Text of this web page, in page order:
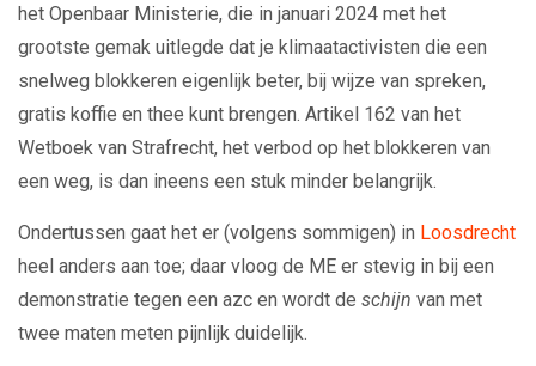
het Openbaar Ministerie, die in januari 2024 met het
grootste gemak uitlegde dat je klimaatactivisten die een
snelweg blokkeren eigenlijk beter, bij wijze van spreken,
gratis koffie en thee kunt brengen. Artikel 162 van het
Wetboek van Strafrecht, het verbod op het blokkeren van
een weg, is dan ineens een stuk minder belangrijk.
Ondertussen gaat het er (volgens sommigen) in Loosdrecht
heel anders aan toe; daar vloog de ME er stevig in bij een
demonstratie tegen een azc en wordt de schijn van met
twee maten meten pijnlijk duidelijk.